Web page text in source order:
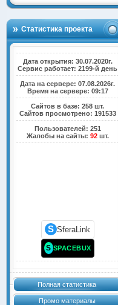
Статистика проекта
Дата открытия: 30.07.2020г.
Сервис работает: 2199-й день
Дата на сервере: 07.08.2026г.
Время на сервере: 09:17
Сайтов в базе: 258 шт.
Сайтов просмотрено: 191533
Пользователей: 251
Жалобы на сайты: 92шт.
S SferaLink
S SPACEBUX
Полная статистика
Промо материалы